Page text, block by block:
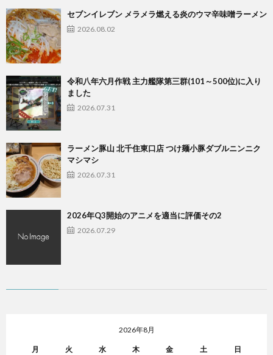
セブンイレブン メラメラ燃える炎のウマ辛味噌ラーメン
2026.08.02
令和八年六月作戦 主力艦隊第三群(101～500位)に入り
ました
2026.07.31
ラーメン豚山 北千住東口店 つけ麺小豚ダブルニンニク
マシマシ
2026.07.31
2026年Q3開始のアニメを適当に評価その2
2026.07.29
2026年8月
月 火 水 木 金 土 日